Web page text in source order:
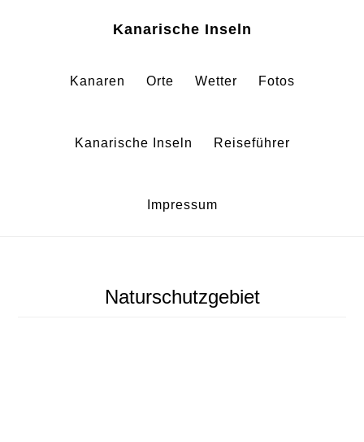
Kanarische Inseln
Kanaren Orte Wetter Fotos
Kanarische Inseln Reiseführer
Impressum
Naturschutzgebiet